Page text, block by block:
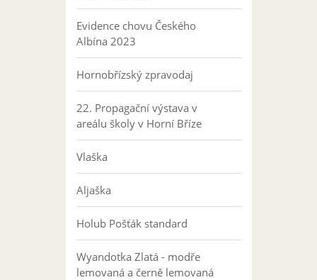
Evidence chovu Českého
Albína 2023
Hornobřízský zpravodaj
22. Propagační výstava v
areálu školy v Horní Bříze
Vlaška
Aljaška
Holub Pošťák standard
Wyandotka Zlatá - modře
lemovaná a černě lemovaná